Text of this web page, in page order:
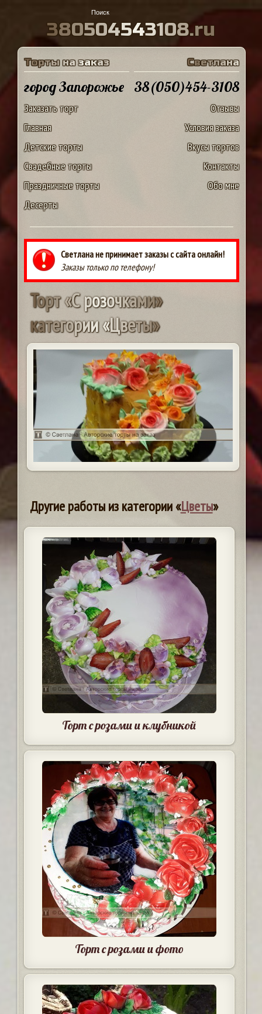
380504543108.ru
Торты на заказ
город Запорожье
Заказать торт
Главная
Детские торты
Свадебные торты
Праздничные торты
Десерты
Светлана
38(050)454-3108
Отзывы
Условия заказа
Вкусы тортов
Контакты
Обо мне
Светлана не принимает заказы с сайта онлайн!
Заказы только по телефону!
Торт«Срозочками»
категории«Цветы»
Другие работы из категории «Цветы»
Торт с розами и клубникой
Торт с розами и фото